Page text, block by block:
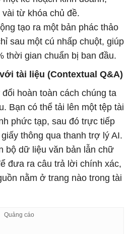
từ khóa chủ đề.
tạo ra một bản phác thảo
sau một cú nhấp chuột, giúp
thời gian chuẩn bị ban đầu.
tài liệu (Contextual Q&A)
hoàn toàn cách chúng ta
Bạn có thể tải lên một tệp tài
phức tạp, sau đó trực tiếp
thông qua thanh trợ lý AI.
bộ dữ liệu văn bản lẫn chữ
đưa ra câu trả lời chính xác,
nằm ở trang nào trong tài